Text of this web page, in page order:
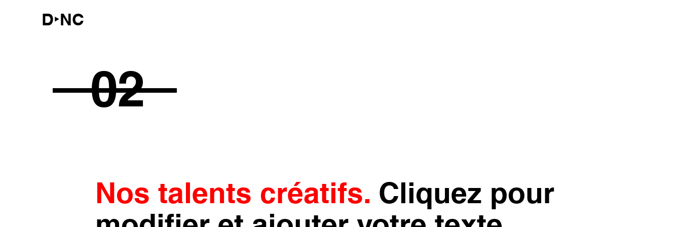
D‣NC
02
Nos talents créatifs. Cliquez pour